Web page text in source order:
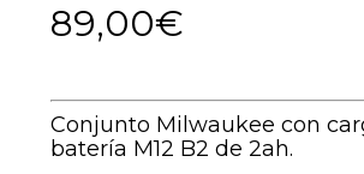
89,00€
Conjunto Milwaukee con
batería M12 B2 de 2ah.